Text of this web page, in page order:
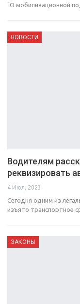
"О мобилизационной
НОВОСТИ
Водителям
реквизировать
4 Июл, 2023
Сегодня одним из
изъято транспортное
ЗАКОНЫ